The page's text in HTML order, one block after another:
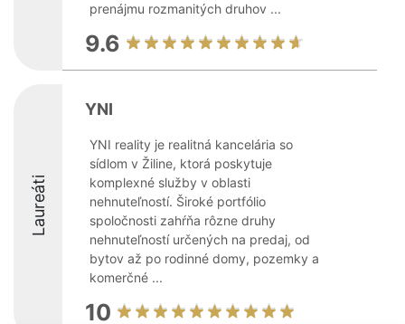
prenájmu rozmanitých druhov ...
9.6
Laureáti
YNI
YNI reality je realitná kancelária so
sídlom v Žiline, ktorá poskytuje
komplexné služby v oblasti
nehnuteľností. Široké portfólio
spoločnosti zahŕňa rôzne druhy
nehnuteľností určených na predaj, od
bytov až po rodinné domy, pozemky a
komerčné ...
10